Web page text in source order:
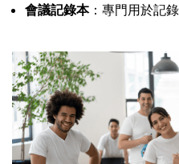
會議記錄本：專門用於記